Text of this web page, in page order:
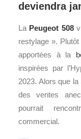
deviendra
La Peugeot 508
restylage ».
apportées à la
inspirées par
2023. Alors que
des ventes
pourrait
commercial.